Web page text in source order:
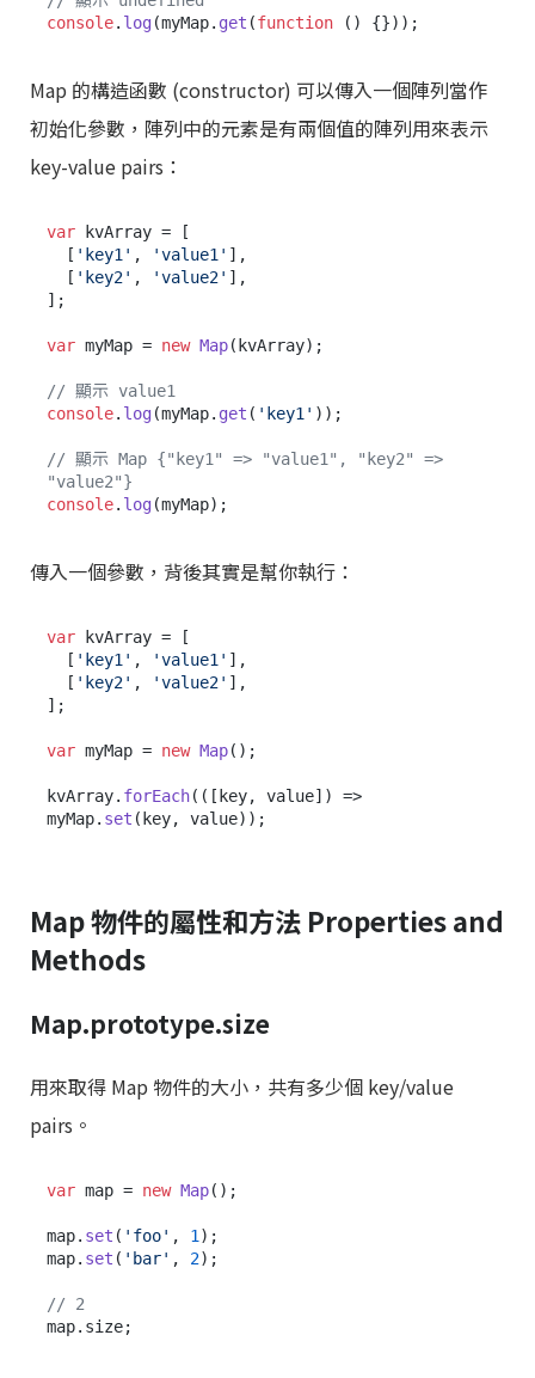
console. log(myMap. get (function (
Map 的構造函數 (constructor) 可以傳入一個陣列當作
初始化參數，陣列中的元素是有兩個值的陣列用來表示
key-value pairs：
var kvArray = [
  [
'key1' , 'value1' ],
  [
'key2' , 'value2' ],
];
var myMap = new Map(kvArray);
// 顯示 value1
console. log(myMap. get ( 'key1' ));
// 顯示 Map {"key1" => "value1", "key2" =>
"value2"}
console. log
傳入一個參數，背後其實是幫你執行：
var kvArray = [
  [
'key1' , 'value1' ],
  [
'key2' , 'value2' ],
];
var myMap = new Map();
kvArray. forEach( ( [key, value] ) =>
myMap. set
Map 物件的屬性和方法 Properties and
Methods
Map.prototype.size
用來取得 Map 物件的大小，共有多少個 key/value
pairs。
var map = new Map();
map. set ( 'foo' , 1 );
map. set ( 'bar' , 2);
// 2
map. size